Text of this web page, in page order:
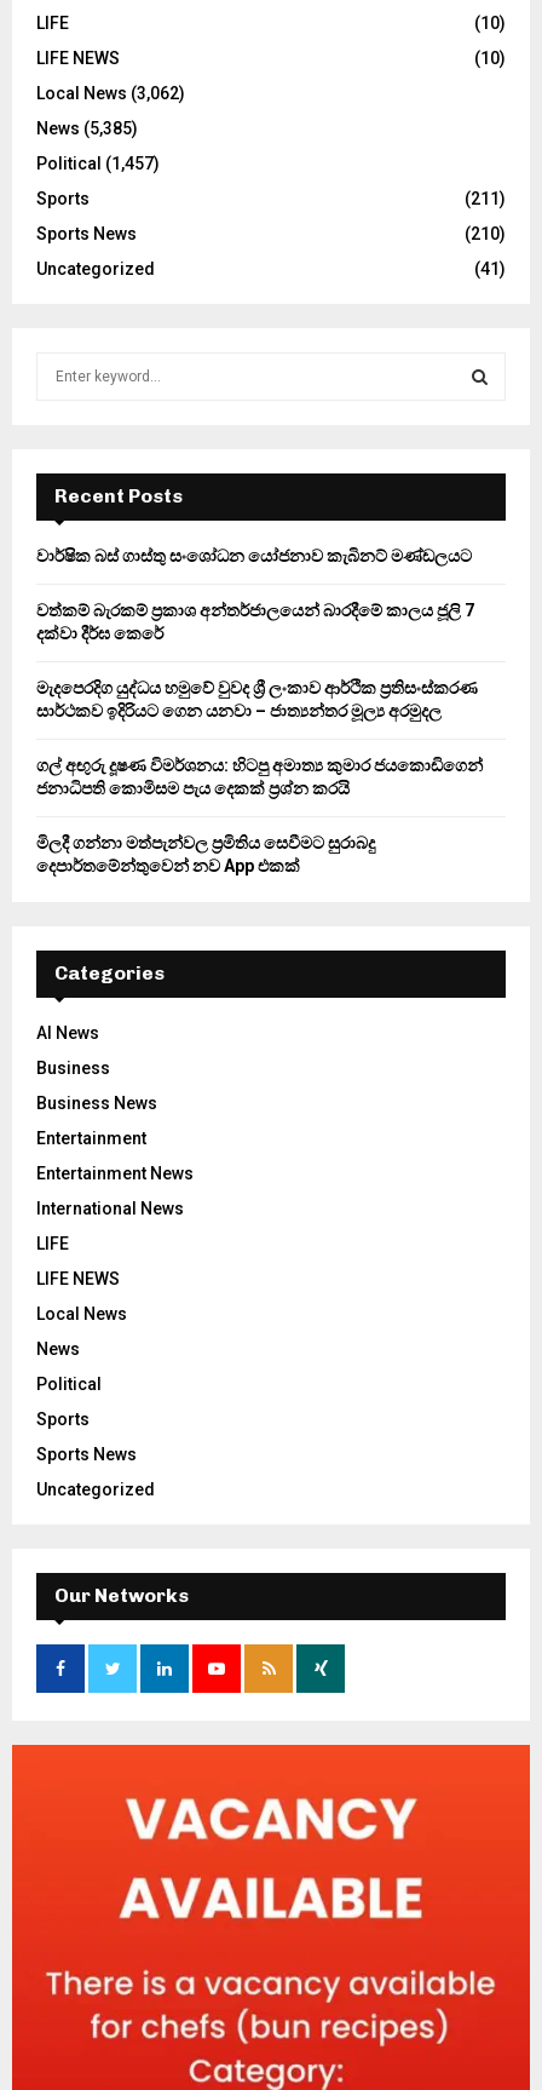
LIFE
(10)
LIFE NEWS
(10)
Local News (3,062)
News (5,385)
Political (1,457)
Sports
(211)
Sports News
(210)
Uncategorized
(41)
f
r
E
A
Recent Posts
වාර්ෂික බස් ගාස්තු සංශෝධන යෝජනාව කැබිනට් මණ්ඩලයට
වත්කම් බැරකම් ප්‍රකාශ අන්තර්ජාලයෙන් බාරදීමේ කාලය ජූලි 7
දක්වා දීර්ඝ කෙරේ
මැදපෙරදිග යුද්ධය හමුවේ වුවද ශ්‍රී ලංකාව ආර්ථික ප්‍රතිසංස්කරණ
සාර්ථකව ඉදිරියට ගෙන යනවා – ජාත්‍යන්තර මූල්‍ය අරමුදල
ගල් අඟුරු දූෂණ විමර්ශනය: හිටපු අමාත්‍ය කුමාර ජයකොඩිගෙන්
ජනාධිපති කොමිසම පැය දෙකක් ප්‍රශ්න කරයි
මිලදී ගන්නා මත්පැන්වල ප්‍රමිතිය සෙවීමට සුරාබදු
දෙපාර්තමේන්තුවෙන් නව App එකක්
Categories
AI News
Business
Business News
Entertainment
Entertainment News
International News
LIFE
LIFE NEWS
Local News
News
Political
Sports
Sports News
Uncategorized
Our Networks